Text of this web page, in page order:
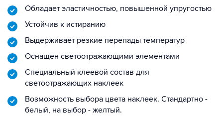
Обладает эластичностью, повышенной упругостью
Устойчив к истиранию
Выдерживает резкие перепады температур
Оснащен светоотражающими элементами
Специальный клеевой состав для
светоотражающих наклеек
Возможность выбора цвета наклеек. Стандартно -
белый, на выбор - желтый.